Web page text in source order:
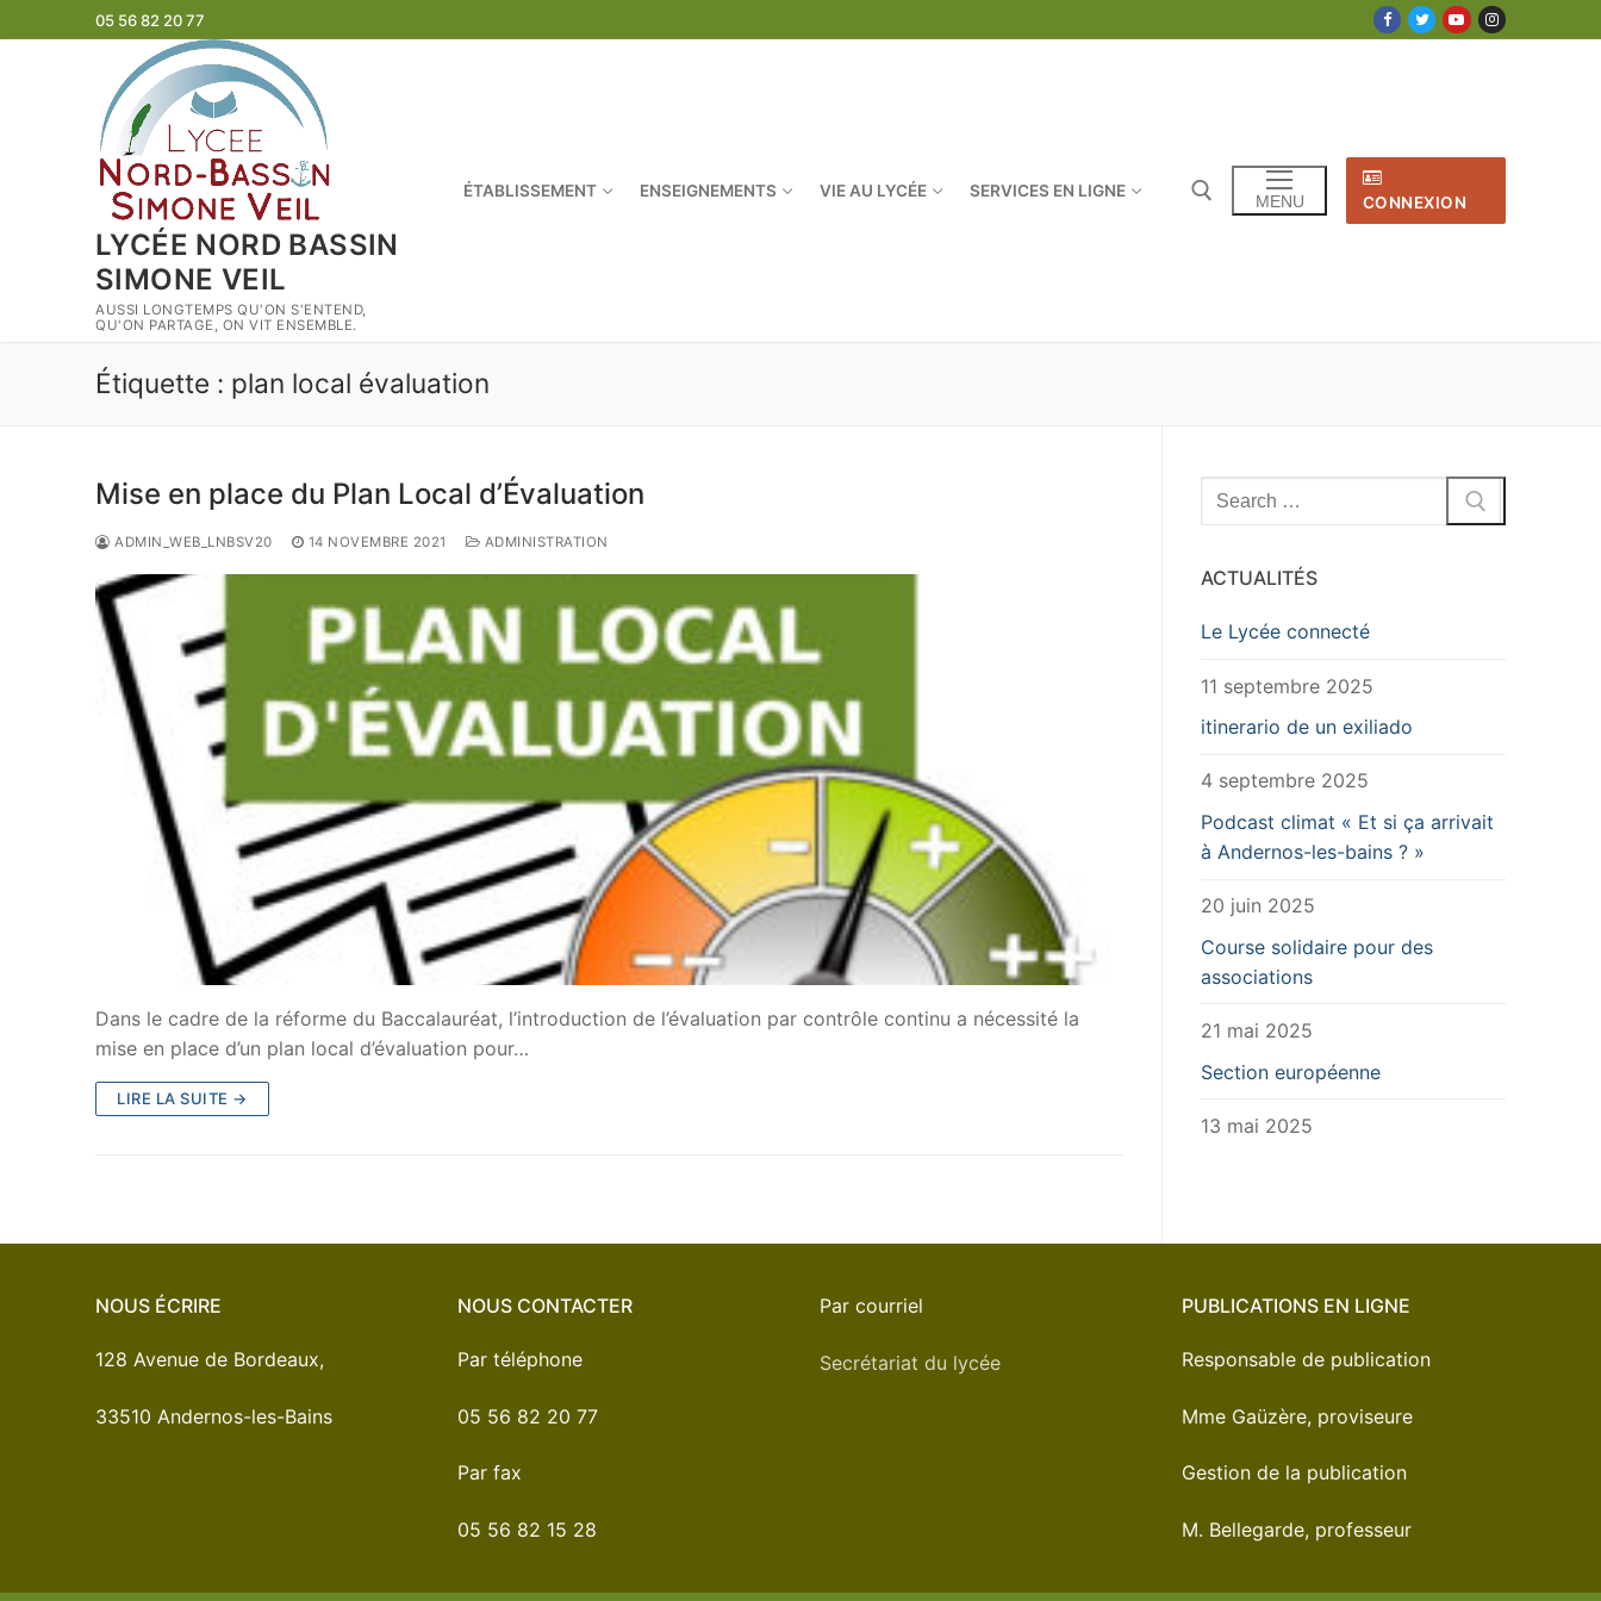
au
05 56 82 20 77
LYCÉE NORD BASSIN
SIMONE VEIL
AUSSI LONGTEMPS QU'ON S'ENTEND,
QU'ON PARTAGE, ON VIT ENSEMBLE.
ÉTABLISSEMENT ENSEIGNEMENTS VIE AU LYCÉE SERVICES EN LIGNE
MENU CONNEXION
Étiquette : plan local évaluation
Mise en place du Plan Local d’Évaluation
ADMIN_WEB_LNBSV20 14 NOVEMBRE 2021 ADMINISTRATION
Dans le cadre de la réforme du Baccalauréat, l’introduction de l’évaluation par contrôle continu a nécessité la
mise en place d’un plan local d’évaluation pour…
LIRE LA SUITE →
Rechercher
:
ACTUALITÉS
Le Lycée connecté
11 septembre 2025
itinerario de un exiliado
4 septembre 2025
Podcast climat « Et si ça arrivait
à Andernos-les-bains ? »
20 juin 2025
Course solidaire pour des
associations
21 mai 2025
Section européenne
13 mai 2025
NOUS ÉCRIRE
128 Avenue de Bordeaux,
33510 Andernos-les-Bains
NOUS CONTACTER
Par téléphone
05 56 82 20 77
Par fax
05 56 82 15 28
Par courriel
Secrétariat du lycée
PUBLICATIONS EN LIGNE
Responsable de publication
Mme Gaüzère, proviseure
Gestion de la publication
M. Bellegarde, professeur